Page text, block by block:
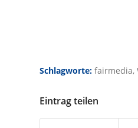
Schlagworte: fairmedia,
Eintrag teilen